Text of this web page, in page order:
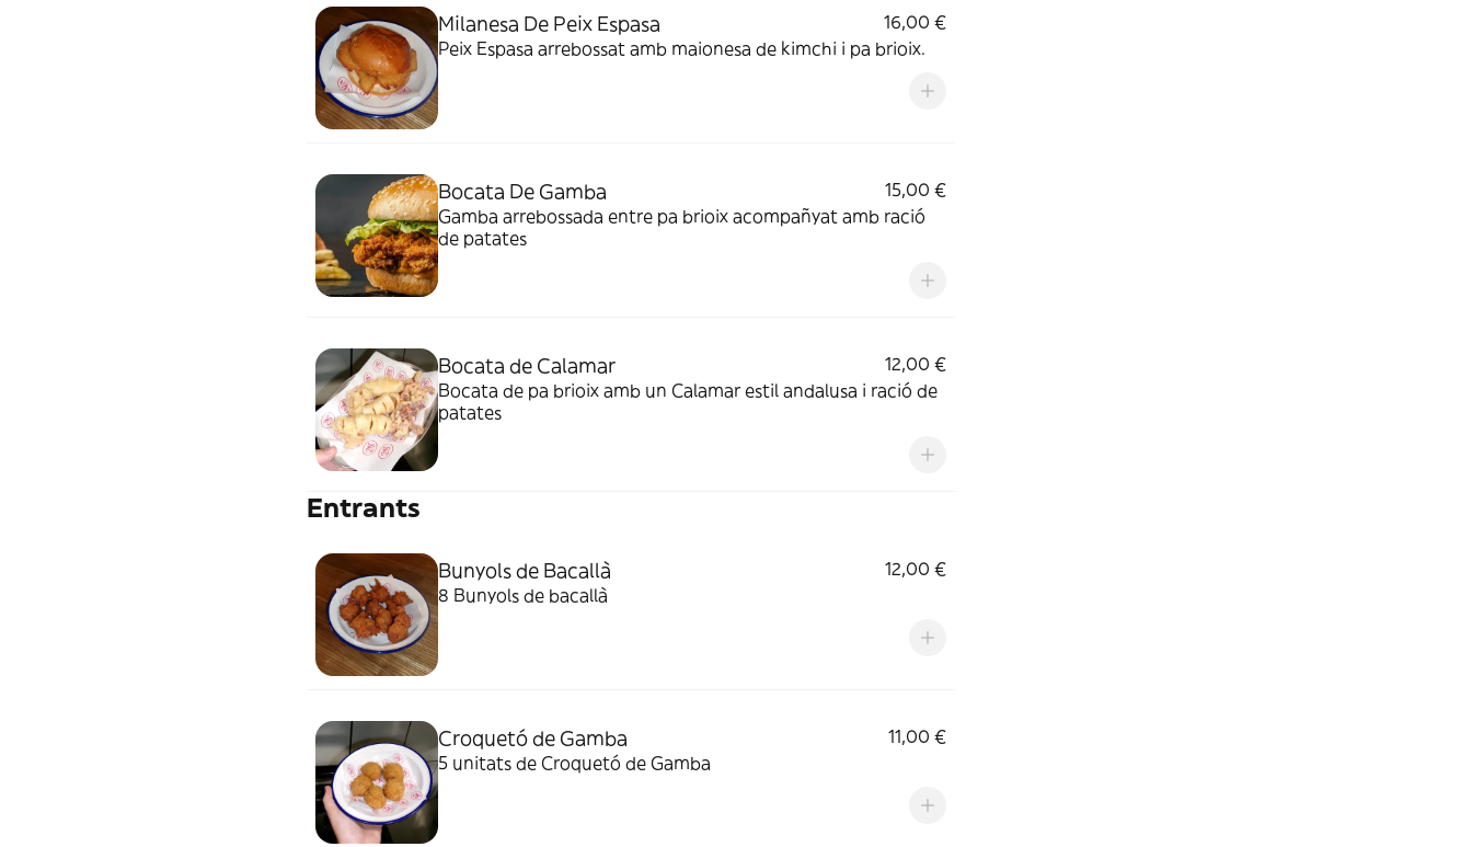
Milanesa De Peix Espasa
16,00 €
Peix Espasa arrebossat amb maionesa de kimchi i pa brioix.
Bocata De Gamba
15,00 €
Gamba arrebossada entre pa brioix acompañyat amb ració
de patates
Bocata de Calamar
12,00 €
Bocata de pa brioix amb un Calamar estil andalusa i ració de
patates
Entrants
Bunyols de Bacallà
12,00 €
8 Bunyols de bacallà
Croquetó de Gamba
11,00 €
5 unitats de Croquetó de Gamba